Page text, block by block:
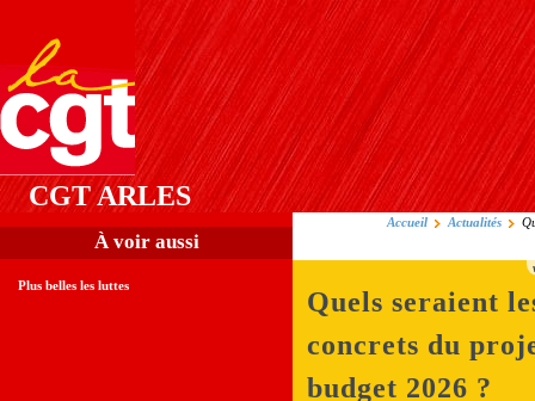
CGT ARLES
Accueil Actualités
Quels seraient
concrets du
budget 2026 ?
À voir aussi
Plus belles les luttes